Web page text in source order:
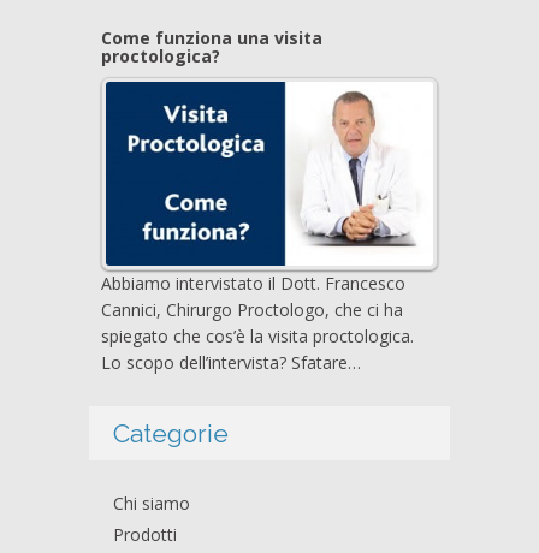
Come funziona una visita
proctologica?
Abbiamo intervistato il Dott. Francesco
Cannici, Chirurgo Proctologo, che ci ha
spiegato che cos’è la visita proctologica.
Lo scopo dell’intervista? Sfatare…
Categorie
Chi siamo
Prodotti